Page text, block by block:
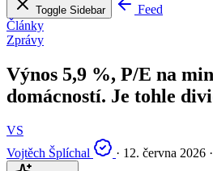
Toggle Sidebar
Feed
Články
Zprávy
Výnos 5,9 %, P/E na
domácností. Je tohle
VS
Vojtěch Šplíchal
· 12. června 2026 ·